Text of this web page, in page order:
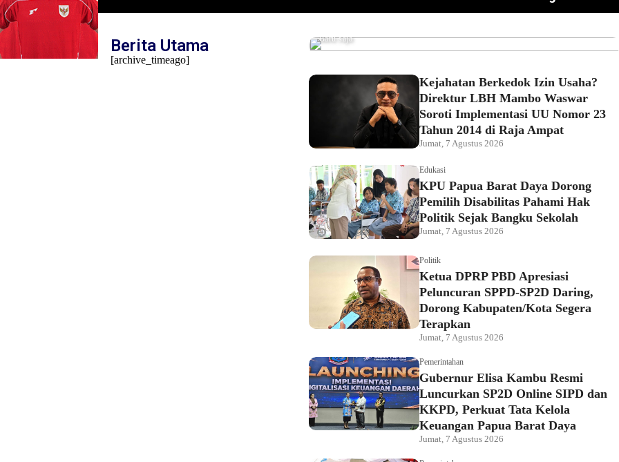
Berita Utama
[archive_timeago]
Baru saja
Kejahatan Berkedok Izin Usaha?
Direktur LBH Mambo Waswar
Soroti Implementasi UU Nomor 23
Tahun 2014 di Raja Ampat
Jumat, 7 Agustus 2026
Edukasi
KPU Papua Barat Daya Dorong
Pemilih Disabilitas Pahami Hak
Politik Sejak Bangku Sekolah
Jumat, 7 Agustus 2026
Politik
Ketua DPRP PBD Apresiasi
Peluncuran SPPD-SP2D Daring,
Dorong Kabupaten/Kota Segera
Terapkan
Jumat, 7 Agustus 2026
Pemerintahan
Gubernur Elisa Kambu Resmi
Luncurkan SP2D Online SIPD dan
KKPD, Perkuat Tata Kelola
Keuangan Papua Barat Daya
Jumat, 7 Agustus 2026